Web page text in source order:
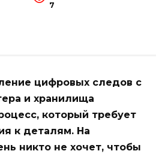
7
цифровых следов с
и хранилища
который требует
к деталям. На
никто не хочет, чтобы